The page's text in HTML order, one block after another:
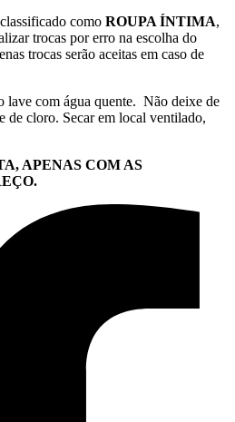
como ROUPA ÍNTIMA,
trocas por erro na escolha do
trocas serão aceitas em caso de
lave com água quente. Não deixe de
de cloro. Secar em local ventilado,
APENAS COM AS